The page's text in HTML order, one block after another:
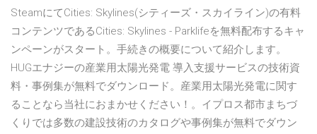
SteamにてCities: Skylines(シティーズ・スカイライン)の有料
コンテンツであるCities: Skylines - Parklifeを無料配布するキャ
ンペーンがスタート。手続きの概要について紹介します。
HUGエナジーの産業用太陽光発電 導入支援サービスの技術資
料・事例集が無料でダウンロード。産業用太陽光発電に関す
ることなら当社におまかせください！。イプロス都市まちづ
くりでは多数の建設技術のカタログや事例集が無料でダウン